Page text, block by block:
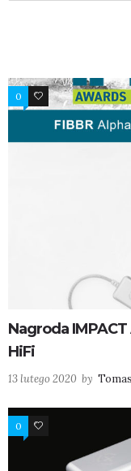
0 1
Nagroda
HiFi
13 lutego 2020 by
0 2